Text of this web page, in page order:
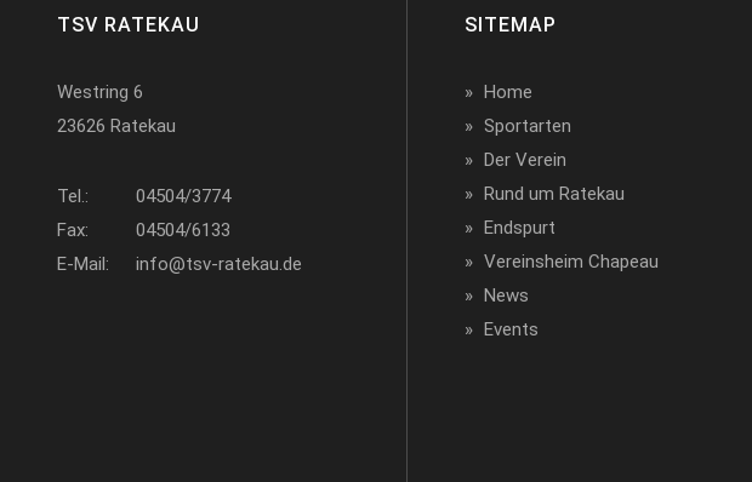
TSV RATEKAU
Westring 6
23626 Ratekau
Tel.:
04504/3774
Fax:
04504/6133
E-Mail:
info@tsv-ratekau.de
SITEMAP
Home
Sportarten
Der Verein
Rund um Ratekau
Endspurt
Vereinsheim Chapeau
News
Events